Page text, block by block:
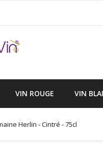
VIN ROUGE VIN
Herlin - Cintré - 75cl